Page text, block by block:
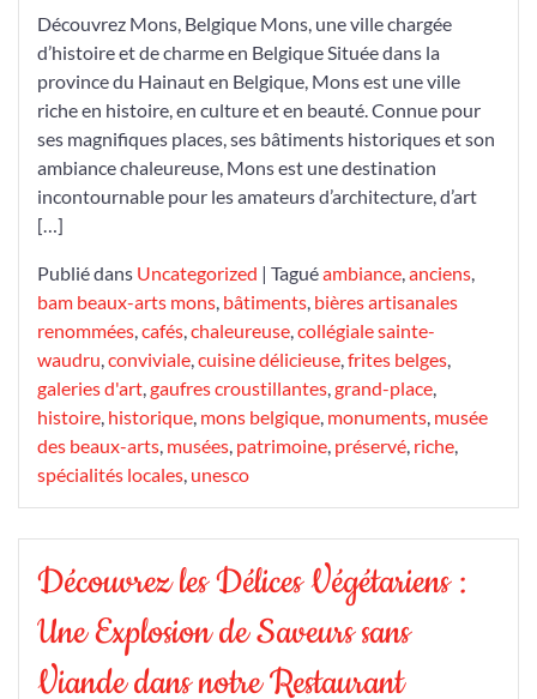
Découvrez Mons, Belgique Mons, une ville chargée
d’histoire et de charme en Belgique Située dans la
province du Hainaut en Belgique, Mons est une ville
riche en histoire, en culture et en beauté. Connue pour
ses magnifiques places, ses bâtiments historiques et son
ambiance chaleureuse, Mons est une destination
incontournable pour les amateurs d’architecture, d’art
[…]
Publié dans Uncategorized | Taguéambiance,anciens,
bam beaux-arts mons, bâtiments, bières artisanales
renommées,cafés,chaleureuse,collégiale sainte-
waudru,conviviale,cuisine délicieuse,frites belges,
galeries d'art,gaufres croustillantes,grand-place,
histoire, historique, mons belgique, monuments, musée
des beaux-arts, musées, patrimoine, préservé, riche,
spécialités locales, unesco
Découvrez les Délices Végétariens :
Une Explosion de Saveurs sans
Viande dans notre Restaurant